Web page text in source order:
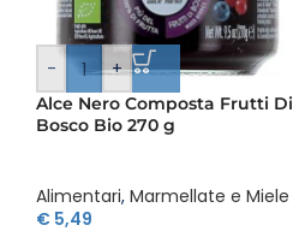
- +
Alce Nero Composta Frutti Di
Bosco Bio 270 g
Alimentari, Marmellate e Miele
€ 5,49